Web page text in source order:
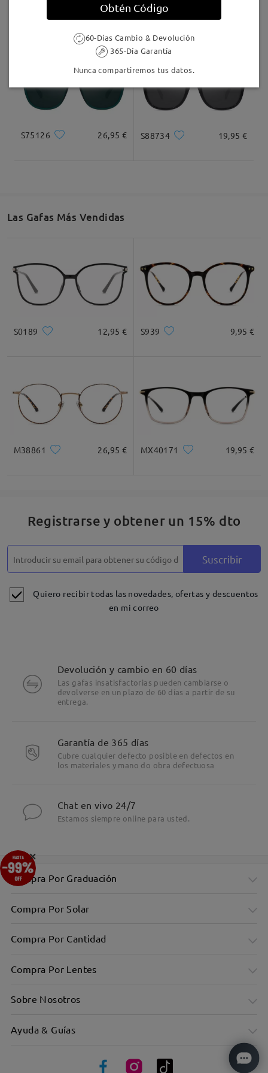
S52617 19,95 € S23850 16,95 €
S75126 26,95 € S88734 19,95 €
Las Gafas Más Vendidas
S0189 12,95 € S939 9,95 €
M38861 26,95 € MX40171 19,95 €
Registrarse y obtener un 15% dto
Suscribir
Quiero recibir todas las novedades, ofertas y descuentos
en mi correo
Devolución y cambio en 60 días
Las gafas insatisfactorias pueden cambiarse o
devolverse en un plazo de 60 días a partir de su
entrega.
Garantía de 365 días
Cubre cualquier defecto posible en defectos en
los materiales y mano do obra defectuosa
Chat en vivo 24/7
Estamos siempre online para usted.
Compra Por Graduación
Compra Por Solar
Compra Por Cantidad
Compra Por Lentes
Sobre Nosotros
Ayuda & Guías
×
Obtén Código
60-Días Cambio & Devolución
365-Día Garantía
Nunca compartiremos tus datos.